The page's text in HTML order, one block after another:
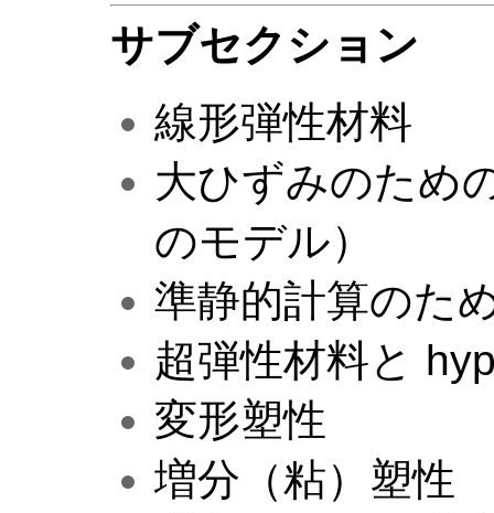
サブセクション
線形弾性材料
大ひずみのため
のモデル）
準静的計算のた
超弾性材料と
変形塑性
増分（粘）塑性